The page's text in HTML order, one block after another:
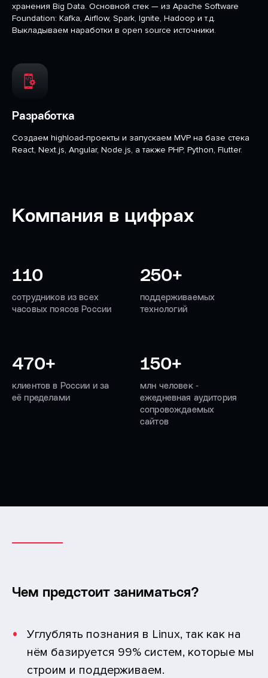
хранения Big Data. Основной стек — из Apache Software
Foundation: Kafka, Airflow, Spark, Ignite, Hadoop и т.д.
Выкладываем наработки в open source источники.
Разработка
Создаем highload-проекты и запускаем MVP на базе стека
React, Next.js, Angular, Node.js, а также PHP, Python, Flutter.
Компания в цифрах
110
сотрудников из всех
часовых поясов России
250+
поддерживаемых
технологий
470+
клиентов в России и за
её пределами
150+
млн человек ‑
ежедневная аудитория
сопровождаемых
сайтов
Чем предстоит заниматься?
Углублять познания в Linux, так как на
нём базируется 99% систем, которые мы
строим и поддерживаем.